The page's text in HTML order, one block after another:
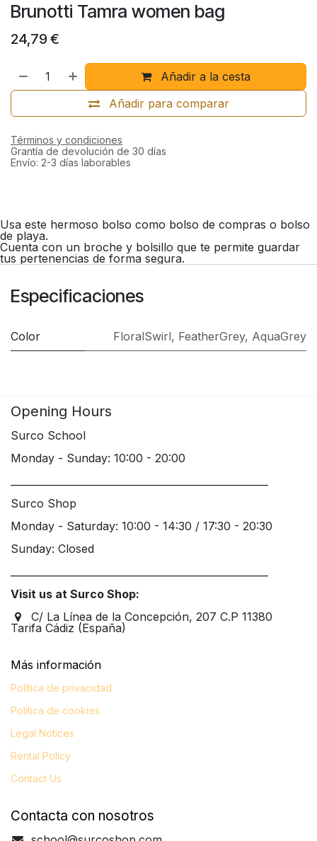
Brunotti Tamra women bag
24,79€
Añadir a la cesta
Añadir para comparar
Términos y condiciones
Grantía de devolución de 30 días
Envío: 2-3 días laborables
Usa este hermoso bolso como bolso de compras o bolso
de playa.
Cuenta con un broche y bolsillo que te permite guardar
tus pertenencias de forma segura.
Especificaciones
Color FloralSwirl, FeatherGrey, AquaGrey
Opening Hours
Surco School
Monday - Sunday: 10:00 - 20:00
Surco Shop
Monday - Saturday: 10:00 - 14:30 / 17:30 - 20:30
Sunday: Closed
Visit us at Surco Shop:
C/ La Línea de la Concepción, 207 C.P 11380
Tarifa Cádiz (España)
Más información​
Política de privacidad
Política de cookies
Legal Notices
Rental Policy
Contact Us
Contacta con nosotros